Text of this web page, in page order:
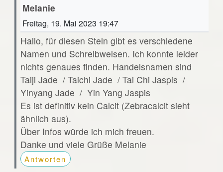
Melanie
Freitag, 19. Mai 2023 19:47
Hallo, für diesen Stein gibt es verschiedene
Namen und Schreibweisen. Ich konnte leider
nichts genaues finden. Handelsnamen sind
Taiji Jade / Taichi Jade / Tai Chi Jaspis /
Yinyang Jade / Yin Yang Jaspis
Es ist definitiv kein Calcit (Zebracalcit sieht
ähnlich aus).
Über Infos würde ich mich freuen.
Danke und viele Grüße Melanie
Antworten